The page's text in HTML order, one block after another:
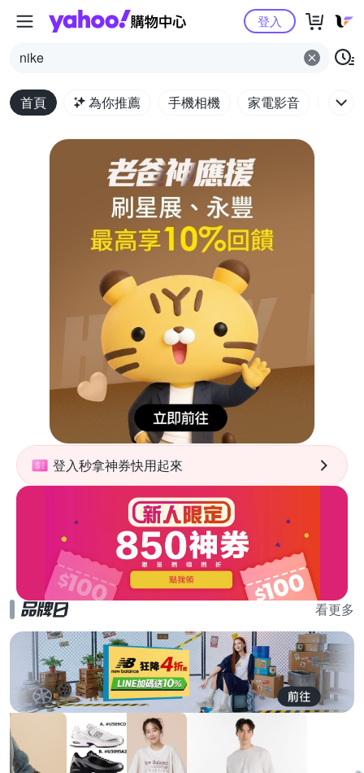
Yahoo購物中心
nike
登入
首頁 為你推薦 手機相機 家電影音 電腦
登入秒拿神券快用起來
看更多